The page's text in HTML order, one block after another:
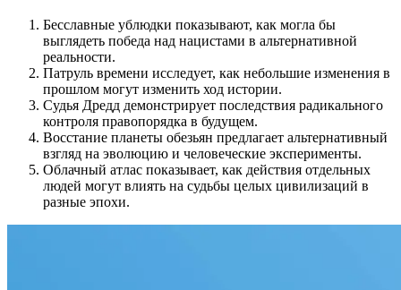
Бесславные ублюдки показывают, как могла бы
выглядеть победа над нацистами в альтернативной
реальности.
Патруль времени исследует, как небольшие изменения в
прошлом могут изменить ход истории.
Судья Дредд демонстрирует последствия радикального
контроля правопорядка в будущем.
Восстание планеты обезьян предлагает альтернативный
взгляд на эволюцию и человеческие эксперименты.
Облачный атлас показывает, как действия отдельных
людей могут влиять на судьбы целых цивилизаций в
разные эпохи.